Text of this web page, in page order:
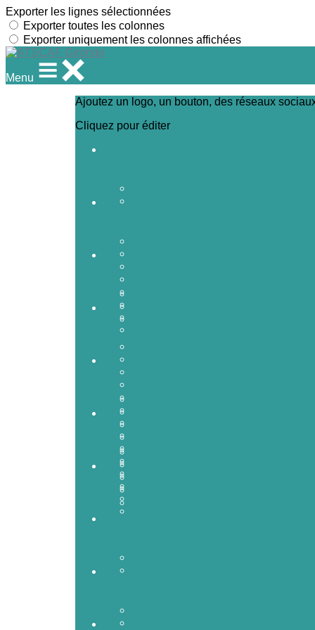
Exporter les lignes sélectionnées
Exporter toutes les colonnes
Exporter uniquement les colonnes affichées
Menu
Ajoutez un logo, un bouton, des réseaux
Cliquez pour éditer